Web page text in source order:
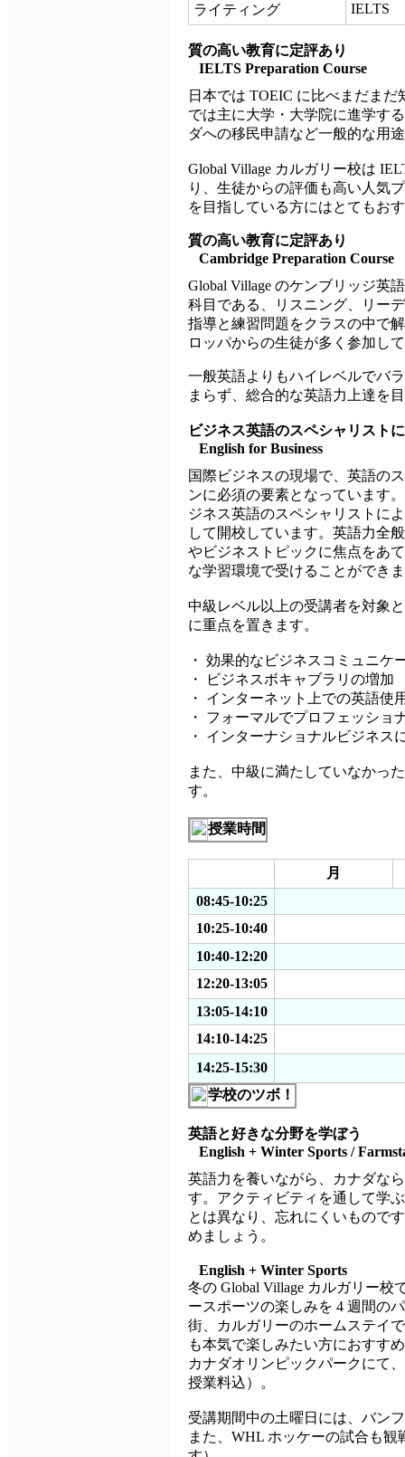
ライティング
IELTS
質の高い教育に定評あり
IELTS Preparation Course
日本では TOEIC に比べまだま
では主に大学・大学院に進学す
ダへの移民申請など一般的な用
Global Village カルガリー校は
り、生徒からの評価も高い人気
を目指している方にはとてもお
質の高い教育に定評あり
Cambridge Preparation Course
Global Village のケンブリッジ英
科目である、リスニング、リー
指導と練習問題をクラスの中で
ロッパからの生徒が多く参加し
一般英語よりもハイレベルでバ
まらず、総合的な英語力上達を
ビジネス英語のスペシャリスト
English for Business
国際ビジネスの現場で、英語の
ンに必須の要素となっています
ジネス英語のスペシャリストに
して開校しています。英語力全
やビジネストピックに焦点をあ
な学習環境で受けることができ
中級レベル以上の受講者を対象
に重点を置きます。
・ 効果的なビジネスコミュニケ
・ ビジネスボキャブラリの増加
・ インターネット上での英語使
・ フォーマルでプロフェッショ
・ インターナショナルビジネス
また、中級に満たしていなかっ
す。
授業時間
月
08:45-10:25
10:25-10:40
10:40-12:20
12:20-13:05
13:05-14:10
14:10-14:25
14:25-15:30
学校のツボ！
英語と好きな分野を学ぼう
English + Winter Sports /
英語力を養いながら、カナダな
す。アクティビティを通して学
とは異なり、忘れにくいもので
めましょう。
English + Winter Sports
冬の Global Village カルガリー
ースポーツの楽しみを 4 週間の
街、カルガリーのホームステイ
も本気で楽しみたい方におすす
カナダオリンピックパークにて
授業料込）。
受講期間中の土曜日には、バン
また、WHL ホッケーの試合も